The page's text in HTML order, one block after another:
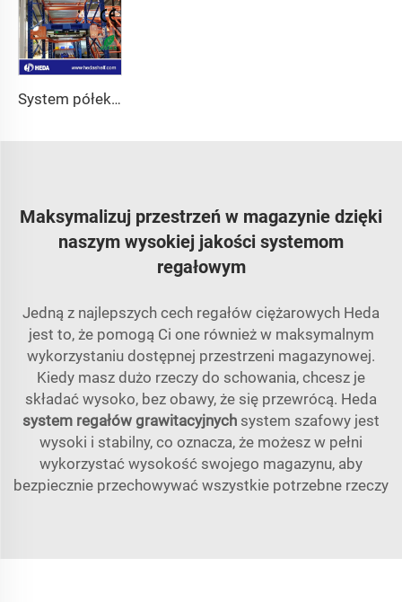
System półek radio shuttle
Maksymalizuj przestrzeń w magazynie dzięki
naszym wysokiej jakości systemom
regałowym
Jedną z najlepszych cech regałów ciężarowych Heda
jest to, że pomogą Ci one również w maksymalnym
wykorzystaniu dostępnej przestrzeni magazynowej.
Kiedy masz dużo rzeczy do schowania, chcesz je
składać wysoko, bez obawy, że się przewrócą. Heda
system regałów grawitacyjnych system szafowy jest
wysoki i stabilny, co oznacza, że możesz w pełni
wykorzystać wysokość swojego magazynu, aby
bezpiecznie przechowywać wszystkie potrzebne rzeczy